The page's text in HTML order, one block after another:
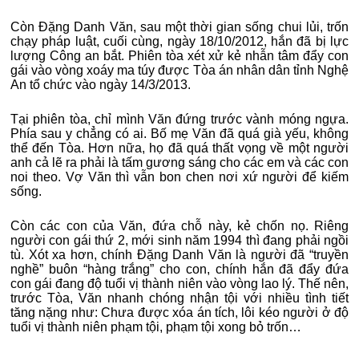
Còn Đặng Danh Văn, sau một thời gian sống chui lủi, trốn
chạy pháp luật, cuối cùng, ngày 18/10/2012, hắn đã bị lực
lượng Công an bắt. Phiên tòa xét xử kẻ nhẫn tâm đẩy con
gái vào vòng xoáy ma túy được Tòa án nhân dân tỉnh Nghệ
An tổ chức vào ngày 14/3/2013.
Tại phiên tòa, chỉ mình Văn đứng trước vành móng ngựa.
Phía sau y chẳng có ai. Bố mẹ Văn đã quá già yếu, không
thể đến Tòa. Hơn nữa, họ đã quá thất vọng về một người
anh cả lẽ ra phải là tấm gương sáng cho các em và các con
noi theo. Vợ Văn thì vẫn bon chen nơi xứ người để kiếm
sống.
Còn các con của Văn, đứa chỗ này, kẻ chốn nọ. Riêng
người con gái thứ 2, mới sinh năm 1994 thì đang phải ngồi
tù. Xót xa hơn, chính Đặng Danh Văn là người đã “truyền
nghề” buôn “hàng trắng” cho con, chính hắn đã đẩy đứa
con gái đang độ tuổi vị thành niên vào vòng lao lý. Thế nên,
trước Tòa, Văn nhanh chóng nhận tội với nhiều tình tiết
tăng nặng như: Chưa được xóa án tích, lôi kéo người ở độ
tuổi vị thành niên phạm tội, phạm tội xong bỏ trốn…